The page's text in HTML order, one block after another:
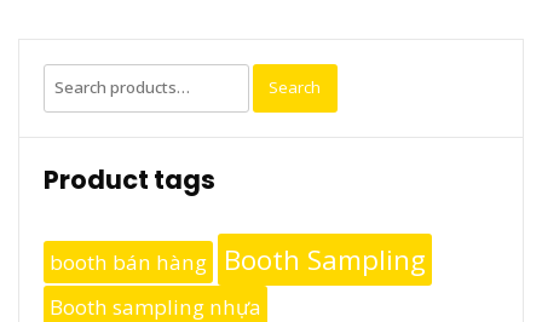
Search
for:
Search
Product tags
booth bán hàng Booth Sampling
Booth sampling nhựa